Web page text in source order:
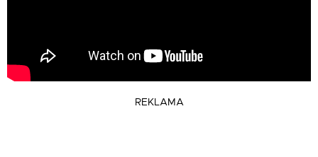
REKLAMA